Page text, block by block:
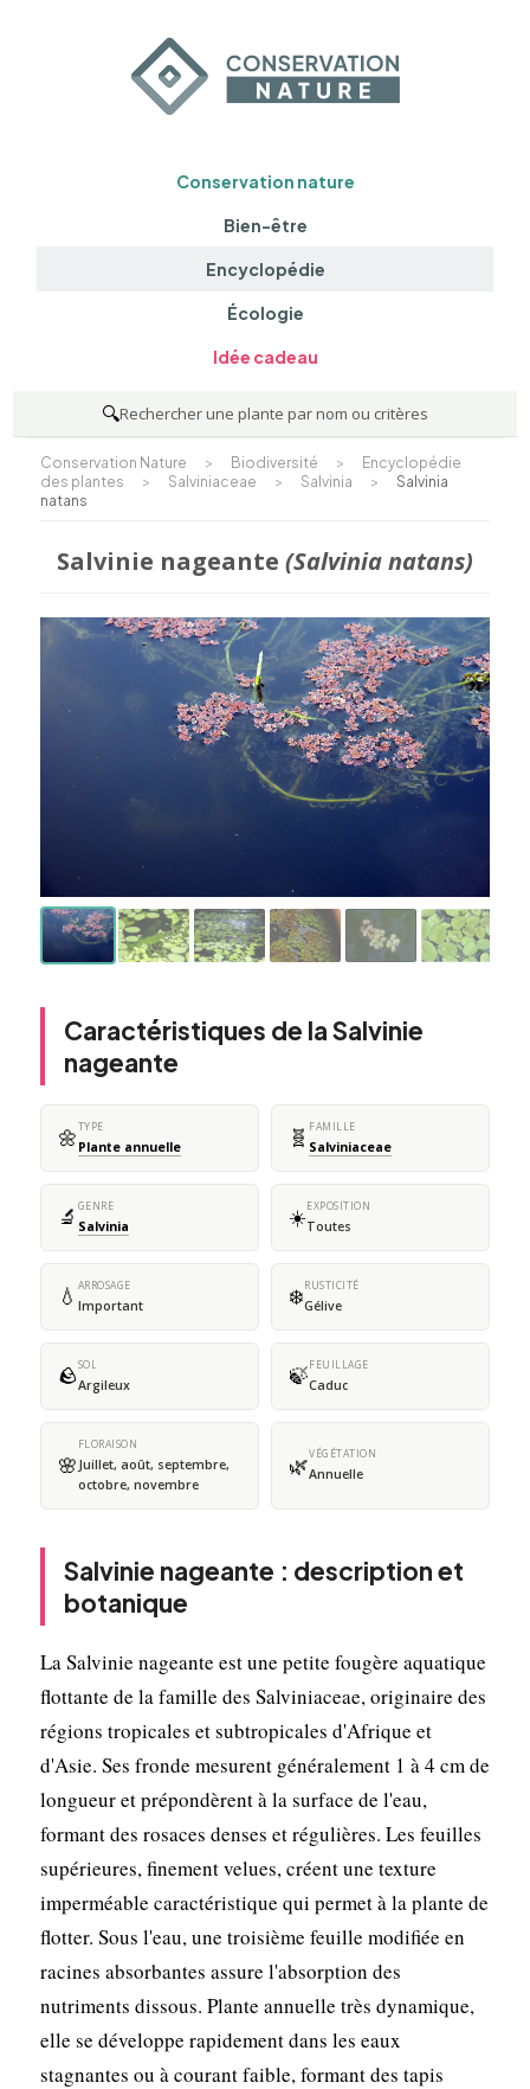
Conservation nature
Bien-être
Encyclopédie
Écologie
Idée cadeau
🔍Rechercher une plante par nom ou critères
Conservation Nature > Biodiversité >
Encyclopédie
des plantes
> Salviniaceae > Salvinia >
Salvinia
natans
Salvinie nageante (Salvinia natans)
Caractéristiques de la Salvinie
nageante
🌼TYPE
Plante annuelle 🧬 FAMILLE
Salviniaceae
🔬 GENRE
Salvinia ☀️EXPOSITION
Toutes
💧 ARROSAGE
Important ❄️RUSTICITÉ
Gélive
🪨SOL
Argileux 🍃FEUILLAGE
Caduc
🌸
FLORAISON
Juillet, août, septembre,
octobre, novembre
🌿VÉGÉTATION
Annuelle
Salvinie nageante : description et
botanique
La Salvinie nageante est une petite fougère aquatique
flottante de la famille des Salviniaceae, originaire des
régions tropicales et subtropicales d'Afrique et
d'Asie. Ses fronde mesurent généralement 1 à 4 cm de
longueur et prépondèrent à la surface de l'eau,
formant des rosaces denses et régulières. Les feuilles
supérieures, finement velues, créent une texture
imperméable caractéristique qui permet à la plante de
flotter. Sous l'eau, une troisième feuille modifiée en
racines absorbantes assure l'absorption des
nutriments dissous. Plante annuelle très dynamique,
elle se développe rapidement dans les eaux
stagnantes ou à courant faible, formant des tapis